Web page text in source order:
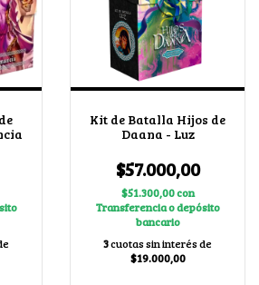
Kit de Batalla Hijos de
Daana - Luz
$57.000,00
$51.300,00con
Transferencia o depósito
bancario
3cuotas sin interés de
$19.000,00